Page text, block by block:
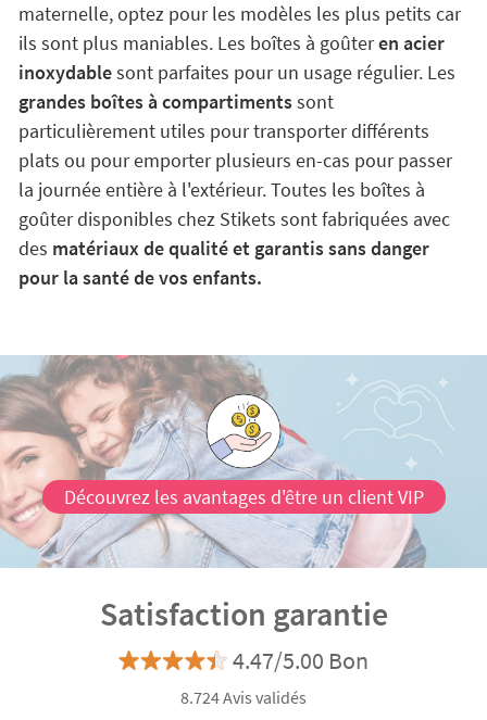
maternelle, optez pour les modèles les plus petits car
ils sont plus maniables. Les boîtes à goûteren acier
inoxydablesont parfaites pour un usage régulier. Les
grandes boîtes à compartimentssont
particulièrement utiles pour transporter différents
plats ou pour emporter plusieurs en-cas pour passer
la journée entière à l'extérieur. Toutes les boîtes à
goûter disponibles chez Stikets sont fabriquées avec
des matériaux de qualité et garantis sans danger
pour la santé de vos enfants.
Découvrez les avantages d'être un client VIP
Satisfaction garantie
4.47/5.00 Bon
8.724 Avis validés